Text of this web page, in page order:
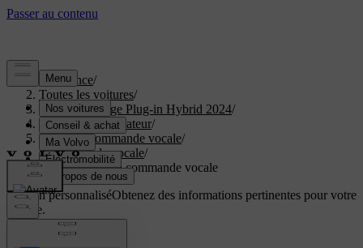
Assistance/
Toutes les voitures/
XC40 Recharge Plug-in Hybrid 2024/
Manuel de l'utilisateur/
Écrans et commande vocale/
Commande vocale/
Paramètres de la commande vocale
Soutien personnaliséObtenez des informations pertinentes pour votre
voiture.
Connexion